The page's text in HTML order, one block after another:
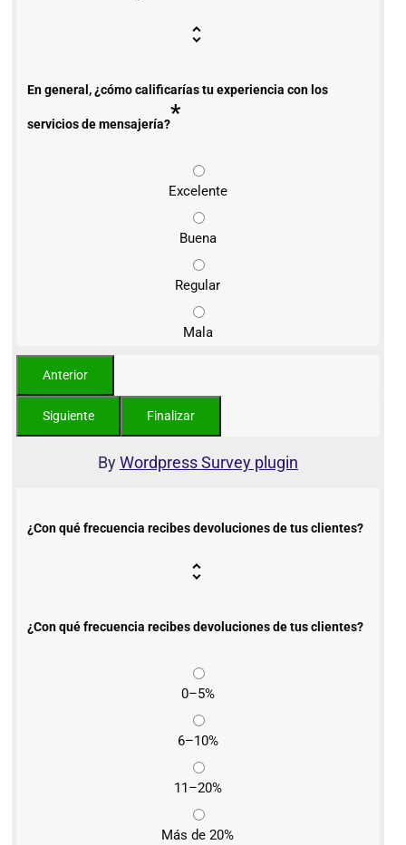
En general, ¿cómo calificarías tu experiencia con los
servicios de mensajería?*
Excelente
Buena
Regular
Mala
ByWordpress Survey plugin
¿Con qué frecuencia recibes devoluciones de tus clientes?
¿Con qué frecuencia recibes devoluciones de tus clientes?
0–5%
6–10%
11–20%
Más de 20%